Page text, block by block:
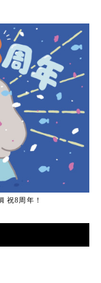
祝8周年！